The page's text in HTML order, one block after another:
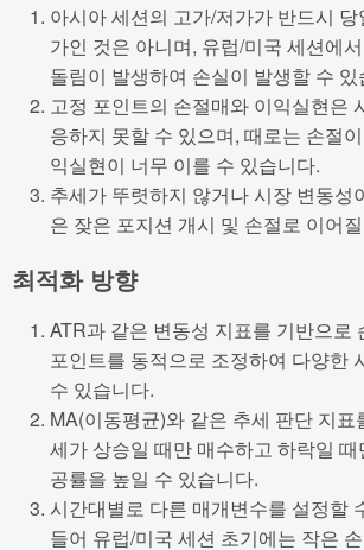
아시아 세션의 고가/저가가 반드시
가인 것은 아니며, 유럽/미국 세션에
돌림이 발생하여 손실이 발생할 수 있
고정 포인트의 손절매와 이익실현은
응하지 못할 수 있으며, 때로는 손절
익실현이 너무 이를 수 있습니다.
추세가 뚜렷하지 않거나 시장 변동성
은 잦은 포지션 개시 및 손절로 이어
최적화 방향
ATR과 같은 변동성 지표를 기반으로
포인트를 동적으로 조정하여 다양한
수 있습니다.
MA(이동평균)와 같은 추세 판단 지표
세가 상승일 때만 매수하고 하락일
공률을 높일 수 있습니다.
시간대별로 다른 매개변수를 설정할
들어 유럽/미국 세션 초기에는 작은